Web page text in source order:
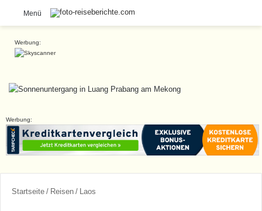
Menü
Werbung:
Werbung:
Startseite / Reisen / Laos